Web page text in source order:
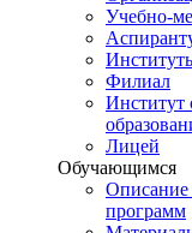
Учебно-
Филиал
Институт
Лицей
Обучающимся
Описание
программ